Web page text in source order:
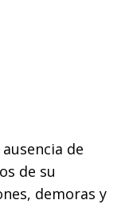
de
de su
demoras y